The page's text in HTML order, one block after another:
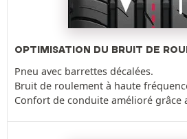
OPTIMISATION DU BRUIT DE
Pneu avec barrettes décalées.
Bruit de roulement à haute
Confort de conduite amélioré grâce